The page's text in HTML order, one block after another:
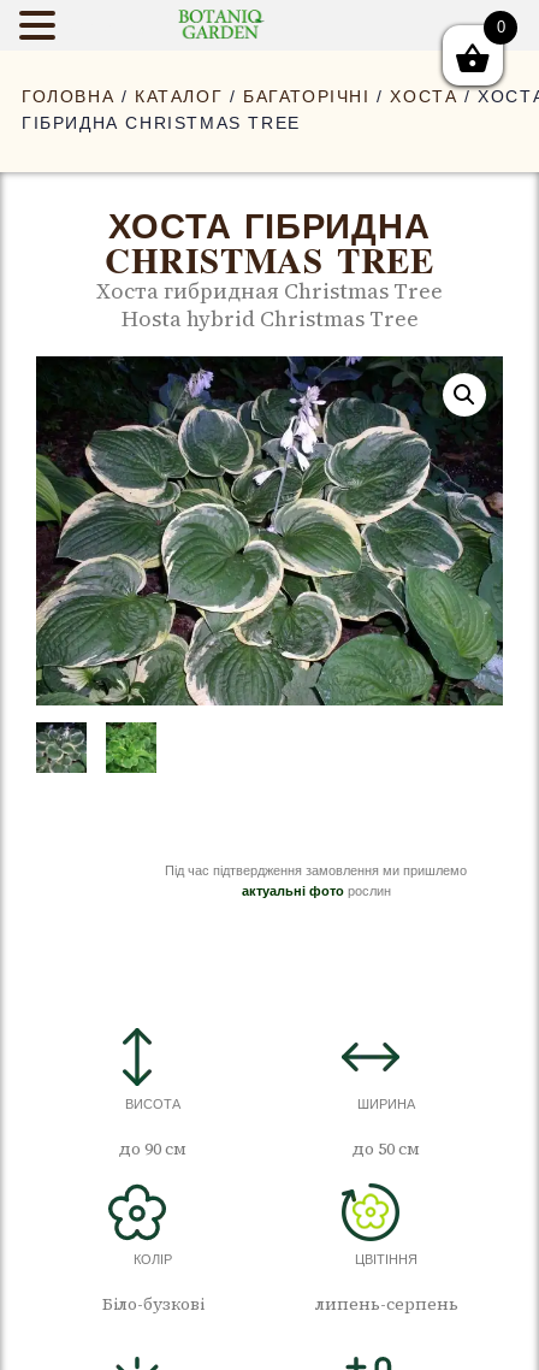
ГОЛОВНА / КАТАЛОГ / БАГАТОРІЧНІ /ХОСТА/
ГІБРИДНА CHRISTMAS TREE
ХОСТА ГІБРИДНА
CHRISTMAS TREE
Хоста гибридная Christmas Tree
Hosta hybrid Christmas Tree
Під час підтвердження замовлення ми пришлемо
актуальні фоторослин
ВИСОТА
до 90 см
ШИРИНА
до 50 см
КОЛІР
Біло-бузкові
ЦВІТІННЯ
липень-серпень
0